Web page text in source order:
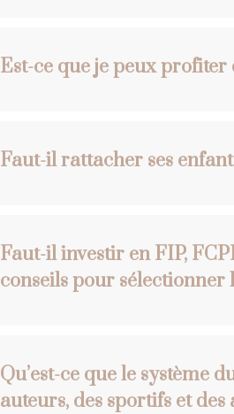
Est-ce que je peux
Faut-il rattacher ses
Faut-il investir en FIP,
conseils pour sélectionner
Qu’est-ce que le système
auteurs, des sportifs et des